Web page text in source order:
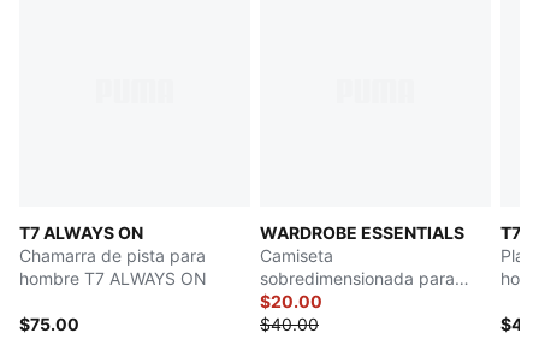
T7 ALWAYS ON
Chamarra de pista para
hombre T7 ALWAYS ON
$75.00
WARDROBE ESSENTIALS
Camiseta
sobredimensionada para
hombre
$20.00
$40.00
T7